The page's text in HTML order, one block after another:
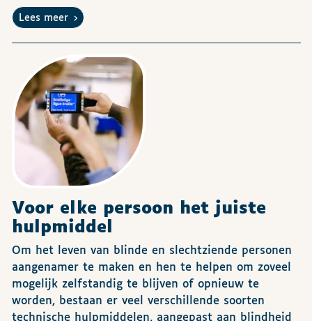
Lees meer
Voor elke persoon het juiste
hulpmiddel
Om het leven van blinde en slechtziende personen
aangenamer te maken en hen te helpen om zoveel
mogelijk zelfstandig te blijven of opnieuw te
worden, bestaan er veel verschillende soorten
technische hulpmiddelen, aangepast aan blindheid